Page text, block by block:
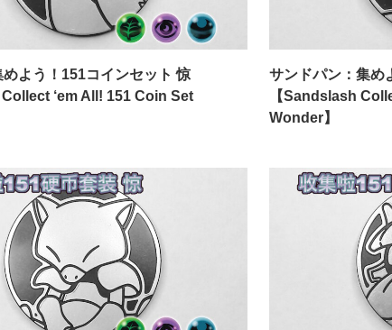
めよう！151コインセット 惊
Collect ‘em All! 151 Coin Set
サンドパン：集め
【Sandslash
Wonder】